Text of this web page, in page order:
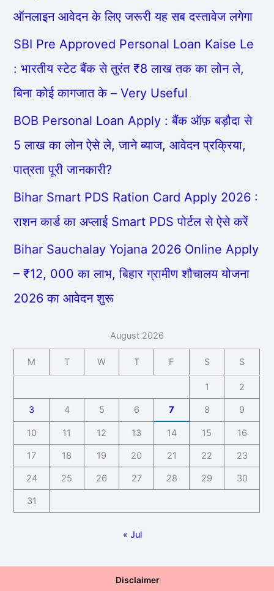
ऑनलाइन आवेदन के लिए जरूरी यह सब दस्तावेज लगेगा
SBI Pre Approved Personal Loan Kaise Le
: भारतीय स्टेट बैंक से तुरंत ₹8 लाख तक का लोन ले,
बिना कोई कागजात के – Very Useful
BOB Personal Loan Apply : बैंक ऑफ़ बड़ौदा से
5 लाख का लोन ऐसे ले, जाने ब्याज, आवेदन प्रक्रिया,
पात्रता पूरी जानकारी?
Bihar Smart PDS Ration Card Apply 2026 :
राशन कार्ड का अप्लाई Smart PDS पोर्टल से ऐसे करें
Bihar Sauchalay Yojana 2026 Online Apply
– ₹12, 000 का लाभ, बिहार ग्रामीण शौचालय योजना
2026 का आवेदन शुरू
August 2026
M T W T F S S
1 2
3 4 5 6 7 8 9
10 11 12 13 14 15 16
17 18 19 20 21 22 23
24 25 26 27 28 29 30
31
« Jul
Disclaimer